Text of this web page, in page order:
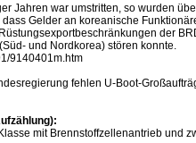
Jahren war umstritten, so wurden
Gelder an koreanische
der
und Nordkorea) stören konnte.
9140401m.htm
fehlen U-Boot-
mit Brennstoffzellenantrieb und